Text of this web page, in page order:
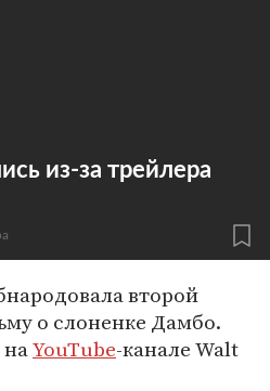
из-за трейлера
второй
о слоненке Дамбо.
YouTube-канале Walt